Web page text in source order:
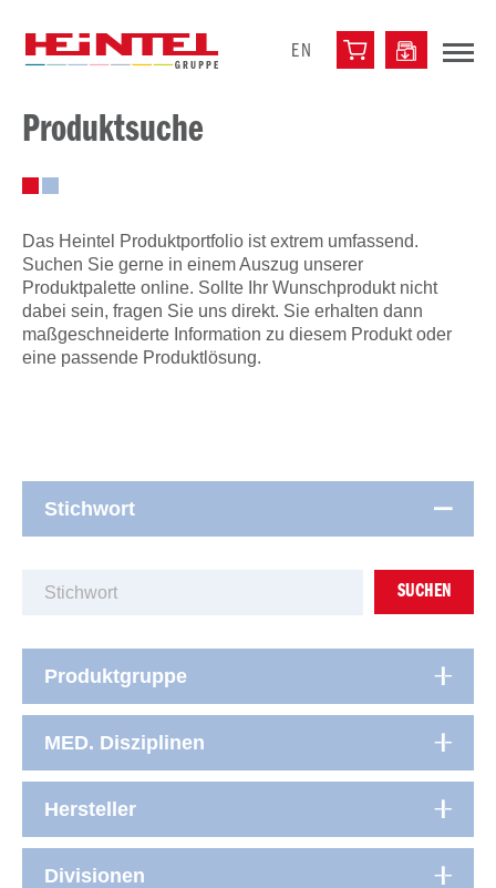
EN
Produktsuche
Das Heintel Produktportfolio ist extrem umfassend.
Suchen Sie gerne in einem Auszug unserer
Produktpalette online. Sollte Ihr Wunschprodukt nicht
dabei sein, fragen Sie uns direkt. Sie erhalten dann
maßgeschneiderte Information zu diesem Produkt oder
eine passende Produktlösung.
Stichwort
SUCHEN
Produktgruppe
MED. Disziplinen
Hersteller
Divisionen